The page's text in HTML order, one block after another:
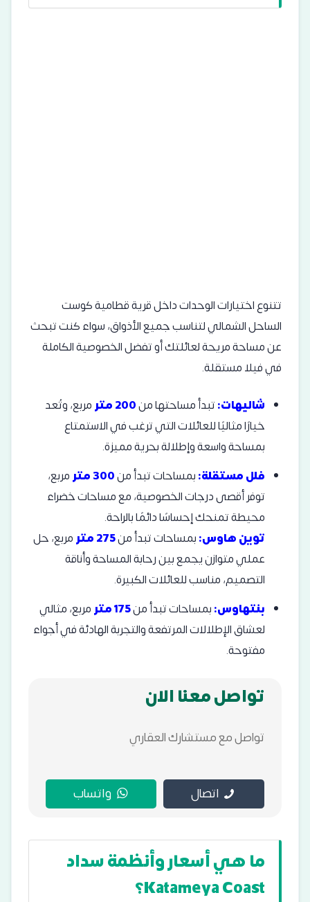
تتنوع اختيارات الوحدات داخل قرية قطامية كوست
الساحل الشمالي لتناسب جميع الأذواق، سواء كنت تبحث
عن مساحة مريحة لعائلتك أو تفضل الخصوصية الكاملة
في فيلا مستقلة.
شاليهات:تبدأ مساحتها من200 متر
مربع، وتُعد
خيارًا مثاليًا للعائلات التي ترغب في الاستمتاع
بمساحة واسعة وإطلالة بحرية مميزة.
فلل مستقلة:بمساحات تبدأ من300 متر
مربع،
توفر أقصى درجات الخصوصية، مع مساحات خضراء
محيطة تمنحك إحساسًا دائمًا بالراحة.
توين هاوس:بمساحات تبدأ من275 متر
مربع، حل
عملي متوازن يجمع بين رحابة المساحة وأناقة
التصميم، مناسب للعائلات الكبيرة.
بنتهاوس:بمساحات تبدأ من175 متر
مربع، مثالي
لعشاق الإطلالات المرتفعة والتجربة الهادئة في أجواء
مفتوحة.
تواصل معنا الان
تواصل مع مستشارك العقاري
اتصال واتساب
ما هي أسعار وأنظمة سداد
Katameya Coast؟